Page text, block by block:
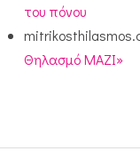
του πόνου
Θηλασμό ΜΑΖΙ»